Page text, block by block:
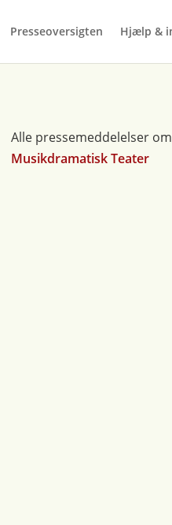
Presseoversigten Hjælp &
Alle pressemeddelelser
Musikdramatisk Teater